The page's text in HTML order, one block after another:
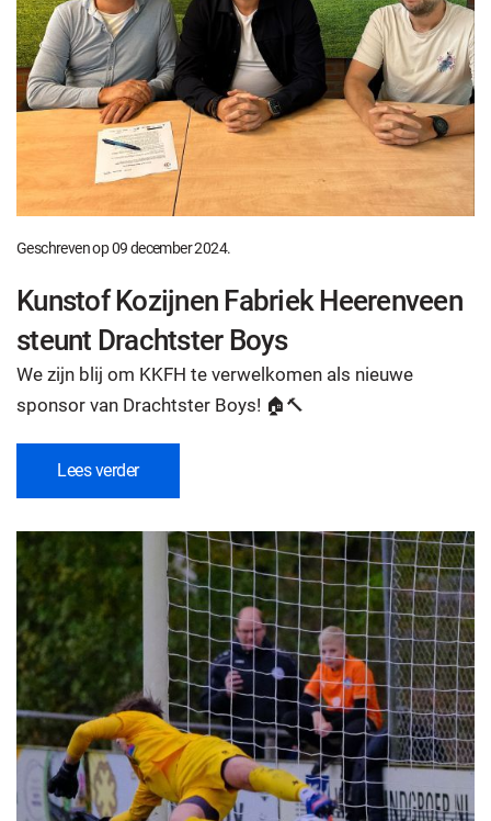
Geschreven op09 december 2024.
Kunstof Kozijnen Fabriek Heerenveen
steunt Drachtster Boys
We zijn blij om KKFH te verwelkomen als nieuwe
sponsor van Drachtster Boys! 🏠🔨
Lees verder